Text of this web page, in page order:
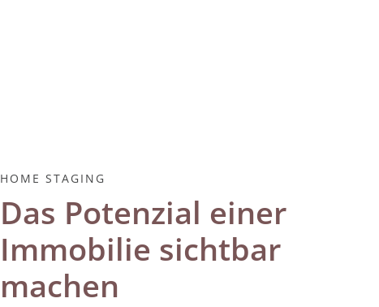
HOME STAGING
Das Potenzial einer
Immobilie sichtbar
machen